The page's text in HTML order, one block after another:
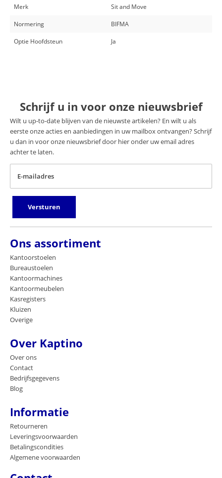
Merk Sit and Move
Normering BIFMA
Optie Hoofdsteun Ja
Schrijf u in voor onze nieuwsbrief
Wilt u up-to-date blijven van de nieuwste artikelen? En wilt u als
eerste onze acties en aanbiedingen in uw mailbox ontvangen? Schrijf
u dan in voor onze nieuwsbrief door hier onder uw email adres
achter te laten.
E-mailadres
Versturen
Ons assortiment
Kantoorstoelen
Bureaustoelen
Kantoormachines
Kantoormeubelen
Kasregisters
Kluizen
Overige
Over Kaptino
Over ons
Contact
Bedrijfsgegevens
Blog
Informatie
Retourneren
Leveringsvoorwaarden
Betalingscondities
Algemene voorwaarden